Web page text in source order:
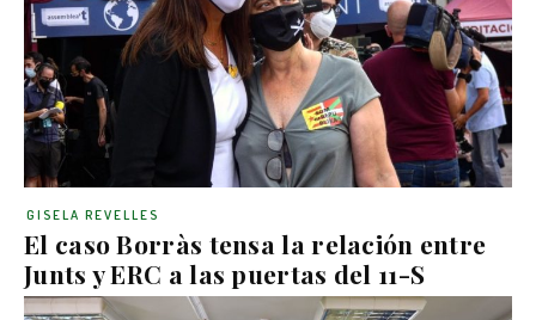
El caso Borràs tensa la relación entre
Junts y ERC a las puertas del 11-S
GISELA REVELLES